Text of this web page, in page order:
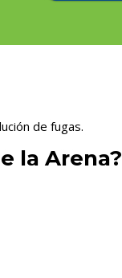
de fugas.
la Arena?